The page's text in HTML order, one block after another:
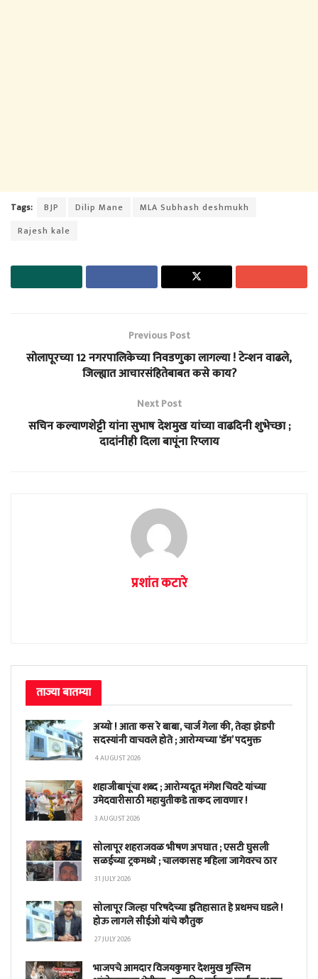
Tags: BJP Dilip Mane
MLA Subhash deshmukh
Rajesh kale
Previous Post
सोलापूरच्या 12 नगरपालिकेच्या निवडणुका लागल्या ! टेन्शन वाढले,
जिल्ह्यात आचारसंहितेबाबत कसे काय?
Next Post
सचिन कल्याणशेट्टी यांना सुभाष देशमुख यांच्या वाढदिनी शुभेच्छा ;
दादांनीही दिला बापूंना रिप्लाय
प्रशांत कटारे
ताज्या बातम्या
अय्यो ! आता कस रे बाबा, चार्ज गेला की, तेव्हा झेडपी
सदस्यांनी वाचवले होते ; आरोग्यच्या ‘डॅम’ पदमुक्त
4 AUGUST 2026
शहाजीबापूंचा शब्द ; आरोग्यदूत मंगेश चिवटे यांच्या
उमेदवारीसाठी महायुतीकडे ताकद लावणार !
3 AUGUST 2026
सोलापूर शहराजवळ भीषण अपघात ; एसटी घुसली
सळईच्या ट्रकमध्ये ; चालकासह महिला जागेवरच ठार
31 JULY 2026
सोलापूर जिल्हा परिषदेच्या इतिहासात हे प्रथमच घडले !
होऊ लागले सीईओ यांचे कौतुक
27 JULY 2026
भाजपचे आमदार विजयकुमार देशमुख मुस्लिम